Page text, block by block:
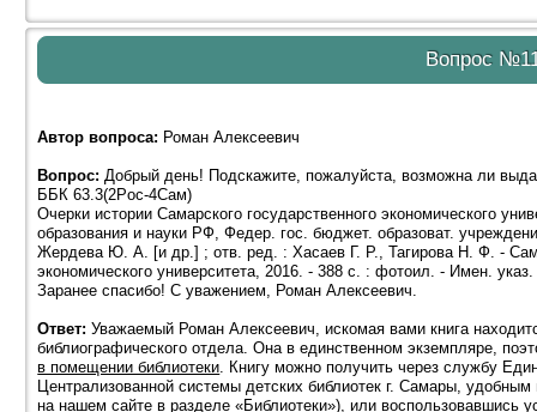
Вопрос
Автор вопроса: Роман Алексеевич
Вопрос: Добрый день! Подскажите, пожалуйста, возможна ли
ББК 63.3(2Pос-4Сам)
Очерки истории Самарского государственного экономического
образования и науки PФ, Федер. гос. бюджет. образоват.
Жердева Ю. А. [и др.] ; отв. ред. : Хасаев Г. Р., Тагирова Н. Ф. -
экономического университета, 2016. - 388 с. : фотоил. - Имен.
Заранее спасибо! С уважением, Роман Алексеевич.
Ответ: Уважаемый Роман Алексеевич, искомая вами книга
библиографического отдела. Она в единственном экземпляре,
в помещении библиотеки. Книгу можно получить через службу
Централизованной системы детских библиотек г. Самары,
на нашем сайте в разделе «Библиотеки»), или воспользовавшись